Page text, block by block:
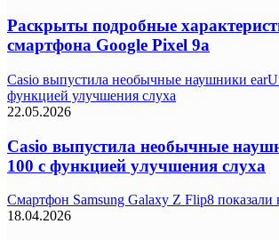
Раскрыты подробные
смартфона Google Pixel 9a
Casio выпустила необычные наушники
функцией улучшения слуха
22.05.2026
Casio выпустила необычные
100 с функцией улучшения слуха
Смартфон Samsung Galaxy Z Flip8 показали
18.04.2026